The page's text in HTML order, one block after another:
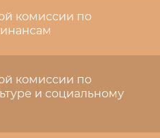
комиссии по
комиссии по
и социальному